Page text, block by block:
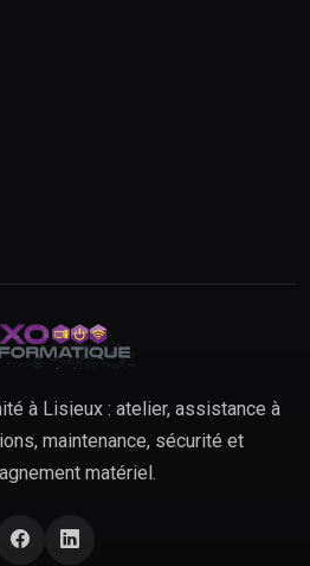
à Lisieux : atelier, assistance à
maintenance, sécurité et
matériel.